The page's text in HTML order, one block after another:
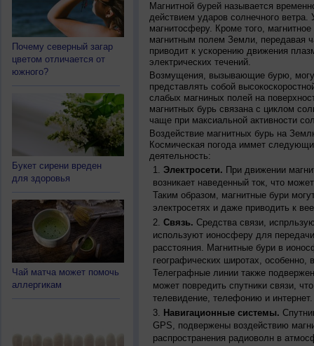
Почему северный загар
цветом отличается от
южного?
Букет сирени вреден
для здоровья
Чай матча может помочь
аллергикам
Магнитной бурей называется
действием ударов солнечного ветра.
магнитосферу. Кроме того,
магнитным полем Земли, передавая
приводит к ускорению движения
электрических течений.
Возмущения, вызывающие бурю,
представлять собой
слабых магниных полей на
магнитных бурь связана с циклом
чаще при максиальной активности
Воздействие магнитных бурь на
Космическая погода иммет
деятельность:
Электросети. При движении
возникает наведенный ток, что
Таким образом, магнитные бури
электросетях и даже приводить к
Связь. Средства связи,
используют ионосферу для
расстояния. Магнитные бури в
географических широтах,
Телеграфные линии также
может повредить спутники связи,
телевидение, телефонию и интернет.
Навигационные системы.
GPS, подвержены воздействию
распространения радиоволн в